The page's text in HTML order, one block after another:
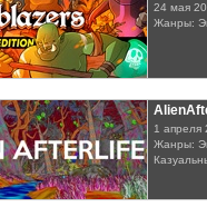
24 мая
Жанры:
1 апреля
Жанры: